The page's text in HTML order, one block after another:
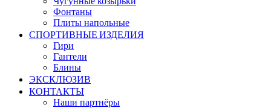
Фонтаны
Плиты напольные
СПОРТИВНЫЕ ИЗДЕЛИЯ
Гири
Гантели
Блины
ЭКСКЛЮЗИВ
КОНТАКТЫ
Наши партнёры